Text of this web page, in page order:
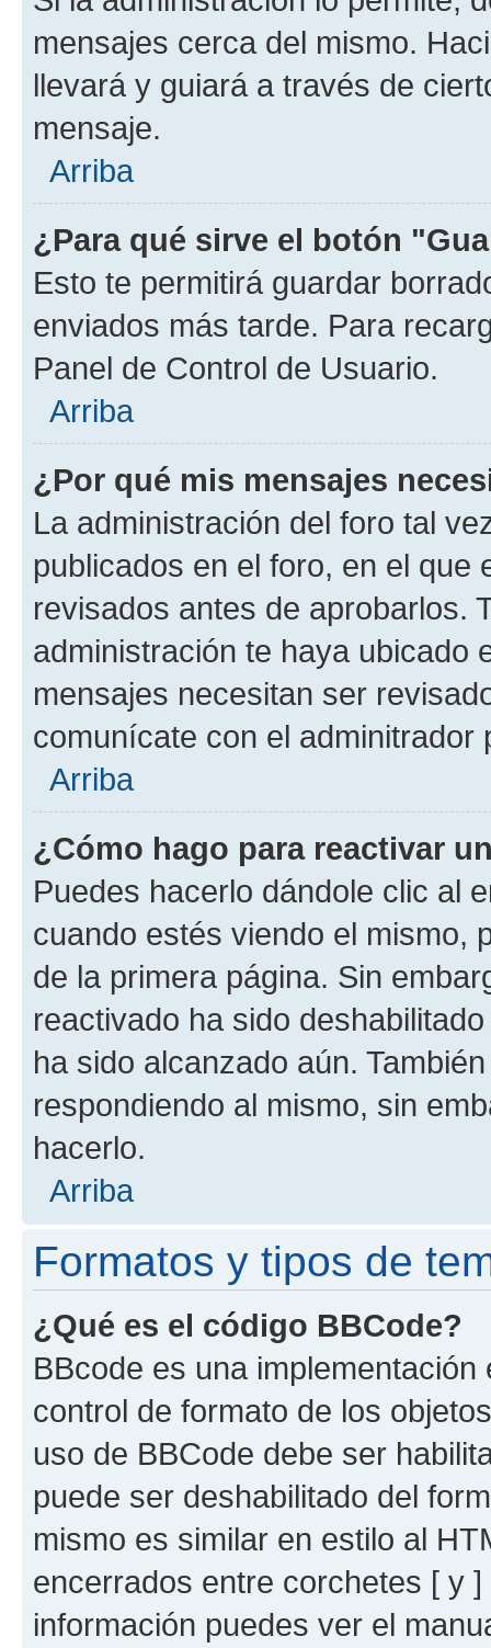
mensajes cerca del mismo.
llevará y guiará a través de
mensaje.
Arriba
¿Para qué sirve el botón
Esto te permitirá guardar
enviados más tarde. Para
Panel de Control de Usuario.
Arriba
¿Por qué mis mensajes
La administración del foro tal
publicados en el foro, en el
revisados antes de aprobarlos.
administración te haya ubicado
mensajes necesitan ser
comunícate con el
Arriba
¿Cómo hago para reactivar
Puedes hacerlo dándole clic al
cuando estés viendo el mismo,
de la primera página. Sin
reactivado ha sido
ha sido alcanzado aún.
respondiendo al mismo, sin
hacerlo.
Arriba
Formatos y tipos de
¿Qué es el código BBCode?
BBcode es una
control de formato de los
uso de BBCode debe ser
puede ser deshabilitado del
mismo es similar en estilo al
encerrados entre corchetes [ y
información puedes ver el